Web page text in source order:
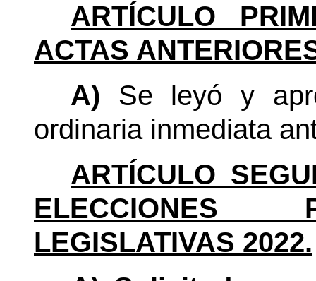
ARTÍCULO
ACTAS
A) Se leyó y
ordinaria inmediata
ARTÍCULO
ELECCIONES
LEGISLATIVAS 2022.